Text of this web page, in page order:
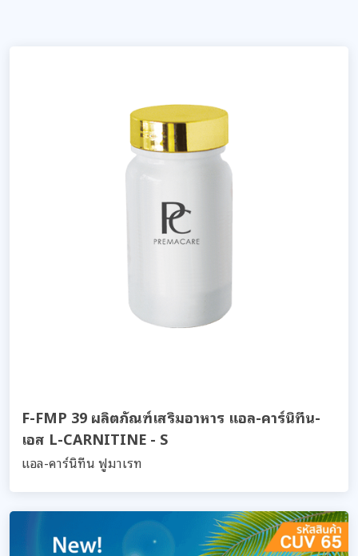
F-FMP 39 ผลิตภัณฑ์เสริมอาหาร แอล-คาร์นิทีน-
เอส L-CARNITINE - S
แอล-คาร์นิทีน ฟูมาเรท